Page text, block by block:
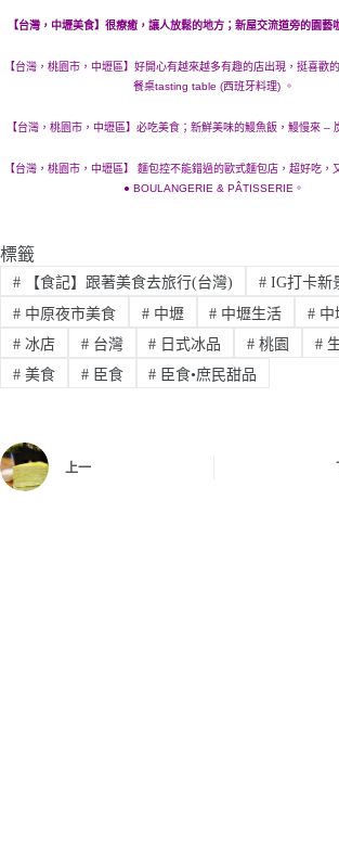
【台灣，中壢美食】很療癒，讓人放鬆的地方；新屋交流道旁的園藝
【台灣，桃園市，中壢區】好開心有越來越多有趣的店出現，挺喜歡
餐桌tasting table (西班牙料理) 。
【台灣，桃園市，中壢區】必吃美食；新鮮美味的鰻魚飯，鰻慢來 –
【台灣，桃園市，中壢區】 麵包控不能錯過的歐式麵包店，超好吃，
● BOULANGERIE & PÂTISSERIE。
標籤
#【食記】跟著美食去旅行(台灣) #IG打卡新
#中原夜市美食 #中壢 # 中壢生活 # 中
#冰店 #台灣 # 日式冰品 # 桃園 #
#美食 #臣食 # 臣食•庶民甜品
上一